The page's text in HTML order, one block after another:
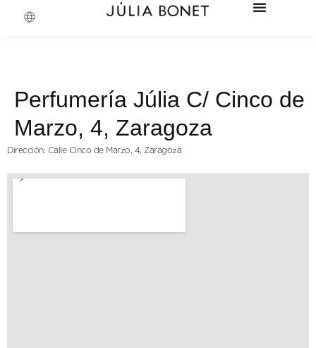
Perfumería Júlia C/ Cinco de
Marzo, 4, Zaragoza
Dirección: Calle Cinco de Marzo, 4, Zaragoza